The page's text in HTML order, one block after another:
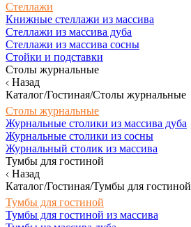
Стеллажи
Книжные стеллажи из массива
Стеллажи из массива дуба
Стеллажи из массива сосны
Стойки и подставки
Столы журнальные
Назад
Каталог/Гостиная/Столы журнальные
Столы журнальные
Журнальные столики из массива дуба
Журнальные столики из сосны
Журнальный столик из массива
Тумбы для гостиной
Назад
Каталог/Гостиная/Тумбы для гостиной
Тумбы для гостиной
Тумбы для гостиной из массива